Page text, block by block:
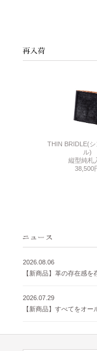
THIN BRIDLE(
ル)
縦型純札
38,500
2026.08.06
【新商品】革の存在感
2026.07.29